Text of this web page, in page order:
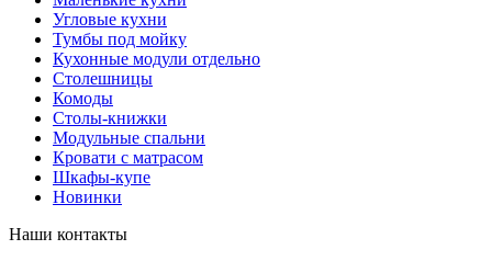
Угловые кухни
Тумбы под мойку
Кухонные модули отдельно
Столешницы
Комоды
Столы-книжки
Модульные спальни
Кровати с матрасом
Шкафы-купе
Новинки
Наши контакты